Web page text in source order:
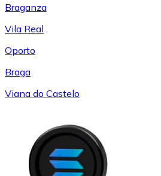
Braganza
Vila Real
Oporto
Braga
Viana do Castelo